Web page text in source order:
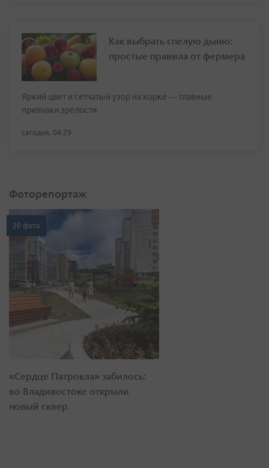
Как выбрать спелую дыню:
простые правила от фермера
Яркий цвет и сетчатый узор на корке — главные
признаки зрелости
сегодня, 04:29
Фоторепортаж
20 фото
«Сердце Патрокла» забилось:
во Владивостоке открыли
новый сквер